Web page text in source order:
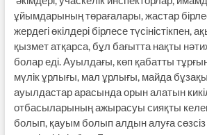
ұйымдарының төрағалары, жастар
жердегі өкілдері бірлесе түсіністікпен,
қызмет атқарса, бұл бағытта нақты
болар еді. Ауылдағы, көп қабатты
мүлік ұрлығы, мал ұрлығы, майда
ауылдастар арасында орын алатын
отбасыларының ажырасуы сияқты
болып, қауым болып алдын алуға сөзсіз